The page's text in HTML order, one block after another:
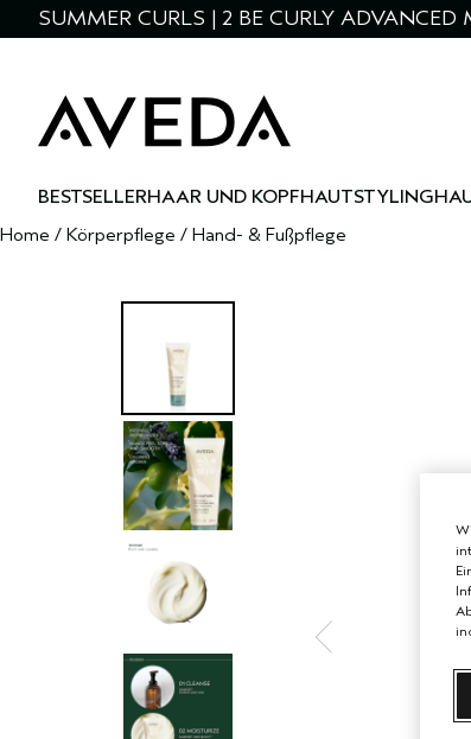
SUMMER CURLS | 2 BE CURLY
BESTSELLERHAAR UND KOPFHAUTSTYLING
Home / Körperpflege / Hand- & Fußpflege